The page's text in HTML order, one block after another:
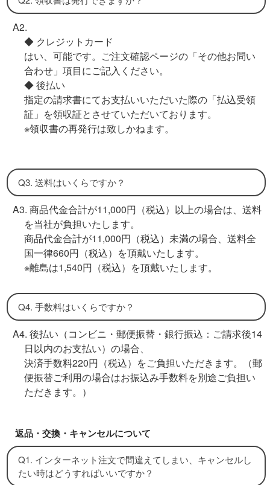
A2.
◆ クレジットカード
はい、可能です。ご注文確認ページの「その他お問い
合わせ」項目にご記入ください。
◆ 後払い
指定の請求書にてお支払いいただいた際の「払込受領
証」を領収証とさせていただいております。
※領収書の再発行は致しかねます。
Q3. 送料はいくらですか？
A3. 商品代金合計が11,000円（税込）以上の場合は、送料
を当社が負担いたします。
商品代金合計が11,000円（税込）未満の場合、送料全
国一律660円（税込）を頂戴いたします。
※離島は1,540円（税込）を頂戴いたします。
Q4. 手数料はいくらですか？
A4. 後払い（コンビニ・郵便振替・銀行振込：ご請求後14
日以内のお支払い）の場合、
決済手数料220円（税込）をご負担いただきます。（郵
便振替ご利用の場合はお振込み手数料を別途ご負担い
ただきます。）
返品・交換・キャンセルについて
Q1. インターネット注文で間違えてしまい、キャンセルし
たい時はどうすればいいですか？